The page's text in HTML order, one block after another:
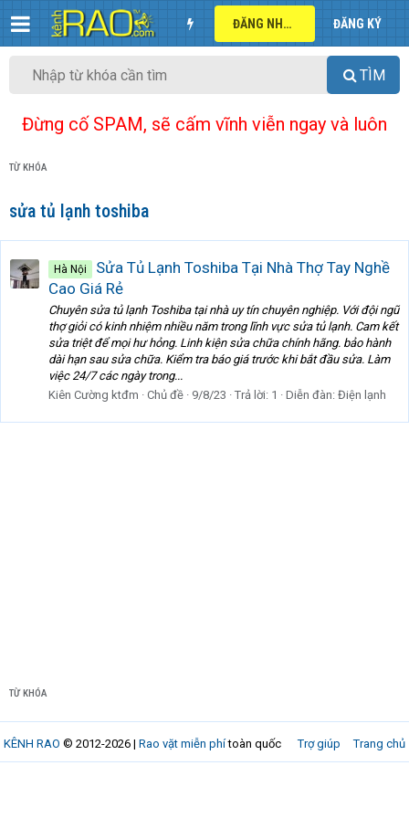
ĐĂNG NHẬP ĐĂNG KÝ
TÌM
Đừng cố SPAM, sẽ cấm vĩnh viễn ngay và luôn
TỪ KHÓA
sửa tủ lạnh toshiba
Hà Nội
Sửa Tủ Lạnh Toshiba Tại Nhà Thợ Tay Nghề
Cao Giá Rẻ
Chuyên sửa tủ lạnh Toshiba tại nhà uy tín chuyên nghiệp. Với đội ngũ
thợ giỏi có kinh nhiệm nhiều năm trong lĩnh vực sửa tủ lạnh. Cam kết
sửa triệt để mọi hư hỏng. Linh kiện sửa chữa chính hãng. bảo hành
dài hạn sau sửa chữa. Kiểm tra báo giá trước khi bắt đầu sửa. Làm
việc 24/7 các ngày trong...
Kiên Cường ktđm
Chủ đề 9/8/23 Trả lời: 1 Diễn đàn: Điện lạnh
TỪ KHÓA
Trợ giúp Trang chủ
KÊNH RAO © 2012-2026 | Rao vặt miễn phítoàn quốc